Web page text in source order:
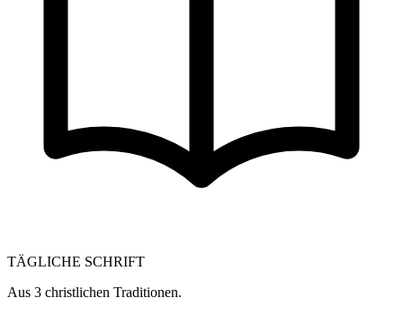
TÄGLICHE SCHRIFT
Aus 3 christlichen Traditionen.